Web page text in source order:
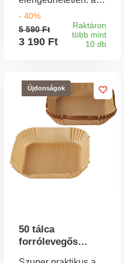
klasszikus, porcelán
filterrátét a frissen
forrázott
babkávéhoz.
- 40%
5 590 Ft
3 190 Ft
Raktáron
több mint
10 db
Újdonságok
50 tálca
forrólevegős